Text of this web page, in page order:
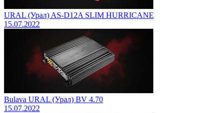
URAL (Урал) AS-D12A SLIM HURRICANE
15.07.2022
Bulava URAL (Урал) BV 4.70
15.07.2022